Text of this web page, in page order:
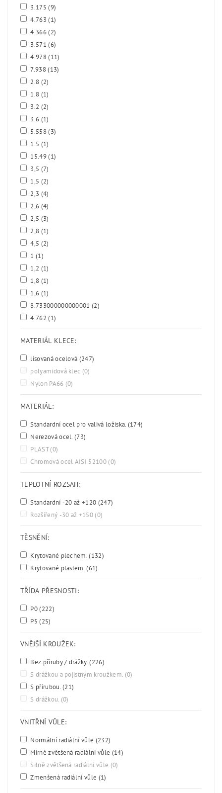
3.175(9)
4.763(1)
4.366(2)
3.571(6)
4.978(11)
7.938(13)
2.8 (2)
1.8 (1)
3.2 (2)
3.6 (1)
5.558(3)
1.5 (1)
15.49(1)
3,5 (7)
1,5 (2)
2,3 (4)
2,6 (4)
2,5 (3)
2,8 (1)
4,5 (2)
1 (1)
1,2 (1)
1,8 (1)
1,6 (1)
8.733000000000001(2)
4.762(1)
MATERIÁL KLECE:
lisovaná ocelová (247)
polyamidová klec (0)
Nylon PA66 (0)
MATERIÁL:
Standardní ocel pro valivá ložiska. (174)
Nerezová ocel.(73)
PLAST(0)
Chromová ocel AISI 52100 (0)
TEPLOTNÍ ROZSAH:
Standardní -20 až +120 (247)
Rozšířený -30 až +150 (0)
TĚSNĚNÍ:
Krytované plechem.(132)
Krytované plastem.(61)
TŘÍDA PŘESNOSTI:
P0(222)
P5(25)
VNĚJŠÍ KROUŽEK:
Bez příruby / drážky.(226)
S drážkou a pojistným kroužkem. (0)
S přírubou.(21)
S drážkou. (0)
VNITŘNÍ VŮLE:
Normální radiální vůle (232)
Mírně zvětšená radiální vůle (14)
Silně zvětšená radiální vůle (0)
Zmenšená radiální vůle (1)